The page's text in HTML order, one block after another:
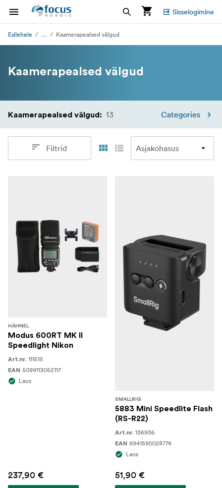
Sisselogimine
Esilehele ... Kaamerapealsed välgud
Kaamerapealsed välgud
Kaamerapealsed välgud: 13 Categories
Filtrid
HÄHNEL
Modus 600RT MK II
Speedlight Nikon
Art.nr. 111515
EAN 5099113052117
Laos
237,90 €
SMALLRIG
5883 Mini Speedlite Flash
(RS-R22)
Art.nr. 136936
EAN 6941590028774
Laos
51,90 €